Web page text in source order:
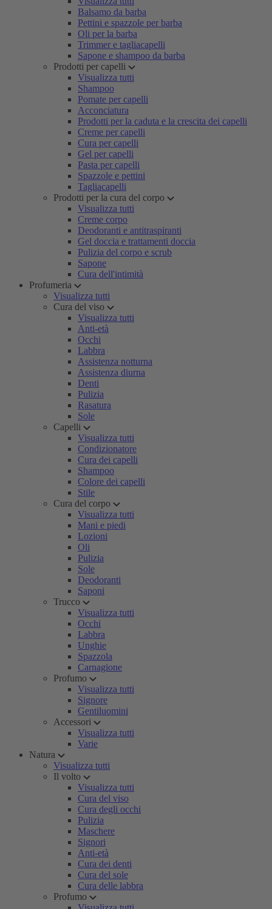
Balsamo da barba
Pettini e spazzole per barba
Oli per la barba
Trimmer e tagliacapelli
Sapone e shampoo da barba
Prodotti per capelli
Visualizza tutti
Shampoo
Pomate per capelli
Acconciatura
Prodotti per la caduta e la crescita dei capelli
Creme per capelli
Cura per capelli
Gel per capelli
Pasta per capelli
Spazzole e pettini
Tagliacapelli
Prodotti per la cura del corpo
Visualizza tutti
Creme corpo
Deodoranti e antitraspiranti
Gel doccia e trattamenti doccia
Pulizia del corpo e scrub
Sapone
Cura dell'intimità
Profumeria
Visualizza tutti
Cura del viso
Visualizza tutti
Anti-età
Occhi
Labbra
Assistenza notturna
Assistenza diurna
Denti
Pulizia
Rasatura
Sole
Capelli
Visualizza tutti
Condizionatore
Cura dei capelli
Shampoo
Colore dei capelli
Stile
Cura del corpo
Visualizza tutti
Mani e piedi
Lozioni
Oli
Pulizia
Sole
Deodoranti
Saponi
Trucco
Visualizza tutti
Occhi
Labbra
Unghie
Spazzola
Carnagione
Profumo
Visualizza tutti
Signore
Gentiluomini
Accessori
Visualizza tutti
Varie
Natura
Visualizza tutti
Il volto
Visualizza tutti
Cura del viso
Cura degli occhi
Pulizia
Maschere
Signori
Anti-età
Cura dei denti
Cura del sole
Cura delle labbra
Profumo